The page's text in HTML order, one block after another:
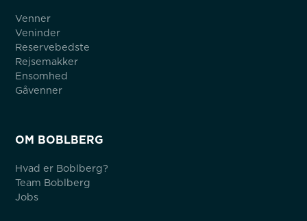
Venner
Veninder
Reservebedste
Rejsemakker
Ensomhed
Gåvenner
OM BOBLBERG
Hvad er Boblberg?
Team Boblberg
Jobs